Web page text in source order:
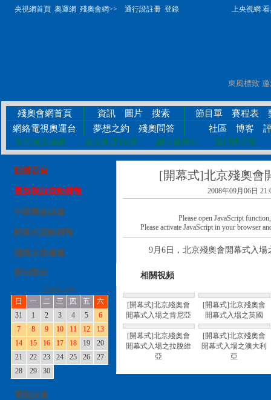
央視網首頁 奧運網 殘奧會網>> 通行證註冊 登錄 上央視網 看奧
殘奧會網首頁 資訊 圖片 搜索 節目單 賽程表
網絡電視奧運台
夢想之約 殘奧問答 社區 博客
央視無障礙網 微笑奧運PK賽 網上廣播站 我們播送愛
點播首頁
最新視頻滾動播報
中國奪金頻道
開幕式滾動播報
殘奧火炬傳遞
按日期分
2008年9月
日
一 二 三 四 五
六
31
1 2 3 4 5
6
7
8 9 10 11 12
13
14
15 16 17 18 19
20
21
22 23 24 25 26
27
28
29 30
電視頻道
[開幕式]北京殘奧會
2008年09月06日
Please open JavaScript
Please activate JavaScript in your browser
9月6日，北京殘奧會開幕式入場
相關視頻
[開幕式]北京殘奧會
開幕式入場之肯尼亞
[開幕式]北京殘奧會
開幕式入場之英國
[開幕式]北京殘奧會
開幕式入場之拉脫維
亞
[開幕式]北京殘奧會
開幕式入場之澳大利
亞